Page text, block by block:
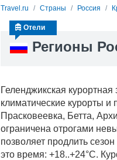
Travel.ru Страны Россия
Регионы
Отели
Геленджикская
климатические курорты и
Прасковеевка, Бетта,
ограничена отрогами
позволяет продлить
это время: +18..+24°С.